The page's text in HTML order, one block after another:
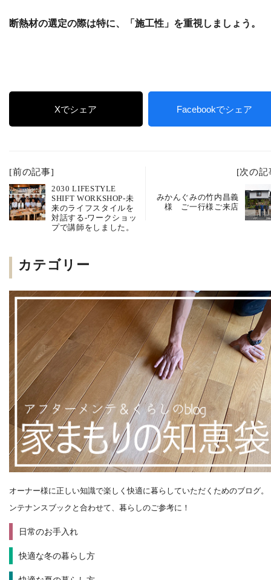
断熱材の選定の際は特に、「施工性」を重視しましょう。
Xでシェア Facebookでシェア
[前の記事]
2030 LIFESTYLE
SHIFT WORKSHOP-未
来のライフスタイルを
対話する-ワークショッ
プで講師をしました。
[次の記
みかんぐみの竹内昌義
様 ご一行様ご来店
カテゴリー
オーナー様に正しい知識で楽しく快適に暮らしていただくためのブログ。
ンテナンスブックと合わせて、暮らしのご参考に！
日常のお手入れ
快適な冬の暮らし方